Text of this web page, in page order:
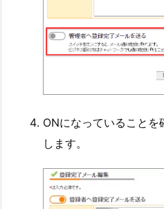
ONになっていることを
します。